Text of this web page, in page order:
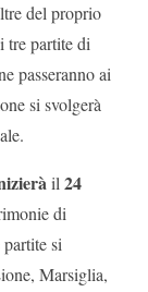
del proprio
tre partite di
passeranno ai
si svolgerà
il24
di
si
Marsiglia,